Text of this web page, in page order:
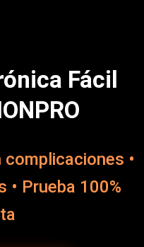
Fácil
•
Prueba 100%